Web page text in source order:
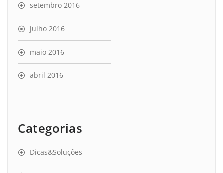
setembro 2016
julho 2016
maio 2016
abril 2016
Categorias
Dicas&Soluções